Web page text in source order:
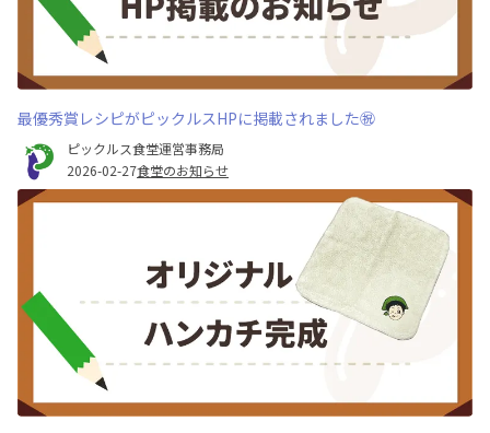
最優秀賞レシピがピックルスHPに掲載されました㊗️
ピックルス食堂運営事務局
2026-02-27食堂のお知らせ